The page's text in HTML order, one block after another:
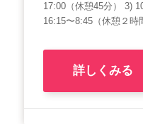
17:00（休憩45分） 3)
16:15〜8:45（休憩２
詳しくみる